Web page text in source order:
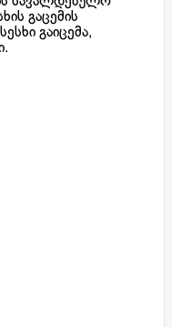
გაცემის
გაიცემა,